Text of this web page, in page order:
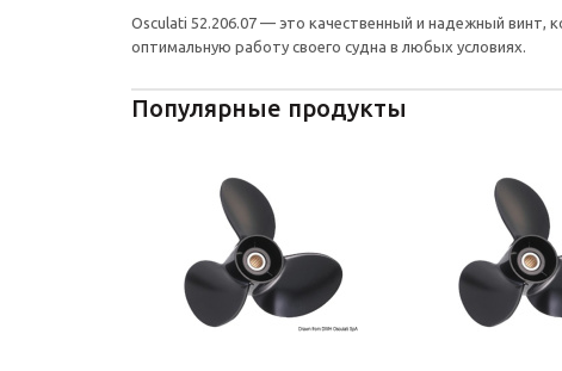
Osculati 52.206.07 — это качественный и надежный
оптимальную работу своего судна в любых условиях.
Популярные продукты